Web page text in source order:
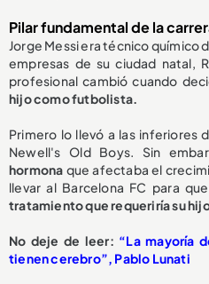
Pilar fundamental de la
Jorge Messi era técnico químico
empresas de su ciudad natal,
profesional cambió cuando
hijo como futbolista.
Primero lo llevó a las inferiores
Newell's Old Boys. Sin
hormona que afectaba el
llevar al Barcelona FC para
tratamiento que requeriría su
No deje de leer: “La mayoría
tienen cerebro”, Pablo Lunati